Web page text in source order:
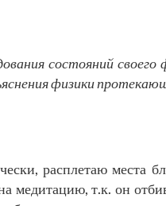
состояний
физики
расплетаю места
медитацию, т.к. он